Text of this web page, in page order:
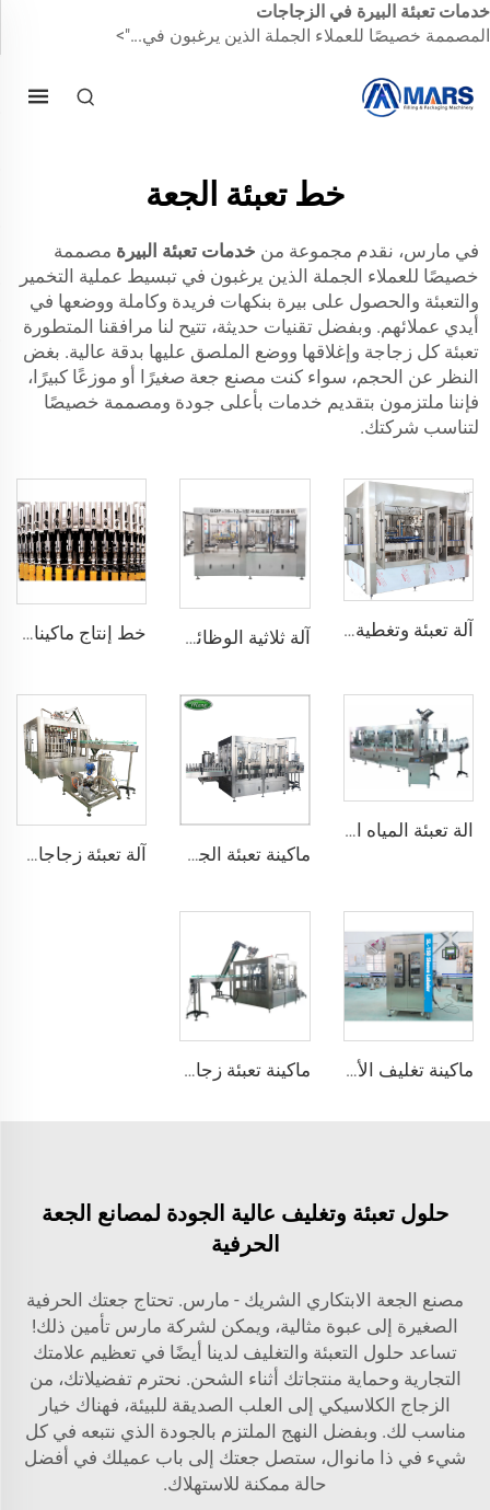
خدمات تعبئة البيرة في الزجاجات
المصممة خصيصًا للعملاء الجملة الذين يرغبون في...">
خط تعبئة الجعة
في مارس، نقدم مجموعة من خدمات تعبئة البيرة مصممة
خصيصًا للعملاء الجملة الذين يرغبون في تبسيط عملية التخمير
والتعبئة والحصول على بيرة بنكهات فريدة وكاملة ووضعها في
أيدي عملائهم. وبفضل تقنيات حديثة، تتيح لنا مرافقنا المتطورة
تعبئة كل زجاجة وإغلاقها ووضع الملصق عليها بدقة عالية. بغض
النظر عن الحجم، سواء كنت مصنع جعة صغيرًا أو موزعًا كبيرًا،
فإننا ملتزمون بتقديم خدمات بأعلى جودة ومصممة خصيصًا
لتناسب شركتك.
آلة تعبئة وتغطية ووضع الملصقات على زجاجات الزنجبيل الغازية الأوتوماتيكية سعة 330 مل و500 مل آلة ثلاثية الوظائف لغسيل وتعبئة وتغطية زجاجات النبيذ سعة 750 مل أوتوماتيكية خط إنتاج ماكينات تعبئة العصائر الكاملة بسعة 6000 زجاجة في الساعة
الة تعبئة المياه المعدنية الأوتوماتيكية CGF12-12-4 بسعة 1500 زجاجة في الساعة سعة 5 لتر و1 غالون
ماكينة تعبئة الجعة ذات الضغط الجوي الثابت الأوتوماتيكية الصغيرة لزجاجات الزجاج مع غطاء محكم
آلة تعبئة زجاجات الجعة لمصانع الجعة الصغيرة
ماكينة تغليف الأغطية الرقبية المانعة للتلاعب بعبوات زجاجات المياه والأerosol الأوتوماتيكية باستخدام غلاف PVC قابل للانكماش الحراري ماكينة تعبئة زجاجات الجعة الحرفية الأوتوماتيكية الصغيرة مع غطاء محكم ولوصاقات
حلول تعبئة وتغليف عالية الجودة لمصانع الجعة
الحرفية
مصنع الجعة الابتكاري الشريك - مارس. تحتاج جعتك الحرفية
الصغيرة إلى عبوة مثالية، ويمكن لشركة مارس تأمين ذلك!
تساعد حلول التعبئة والتغليف لدينا أيضًا في تعظيم علامتك
التجارية وحماية منتجاتك أثناء الشحن. نحترم تفضيلاتك، من
الزجاج الكلاسيكي إلى العلب الصديقة للبيئة، فهناك خيار
مناسب لك. وبفضل النهج الملتزم بالجودة الذي نتبعه في كل
شيء في ذا مانوال، ستصل جعتك إلى باب عميلك في أفضل
حالة ممكنة للاستهلاك.